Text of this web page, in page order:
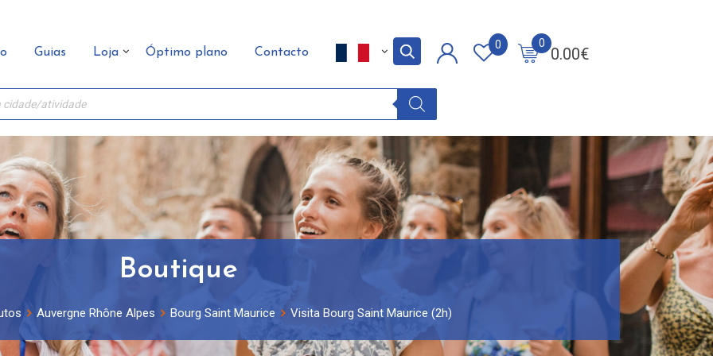
Guias Loja Óptimo plano Contacto 0.00€
0
0
Boutique
Auvergne Rhône Alpes Bourg Saint Maurice Visita Bourg Saint Maurice (2h)